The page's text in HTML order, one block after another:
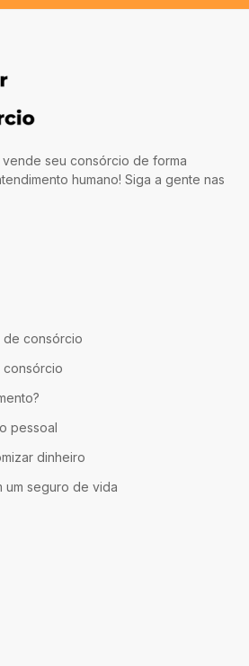
seu consórcio de forma
humano! Siga a gente nas
de consórcio
consórcio
pessoal
dinheiro
um seguro de vida